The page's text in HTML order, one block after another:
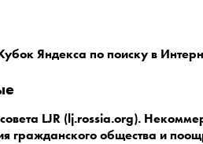
Яндекса по поиску в
LJR (lj.rossia.org).
гражданского общества и